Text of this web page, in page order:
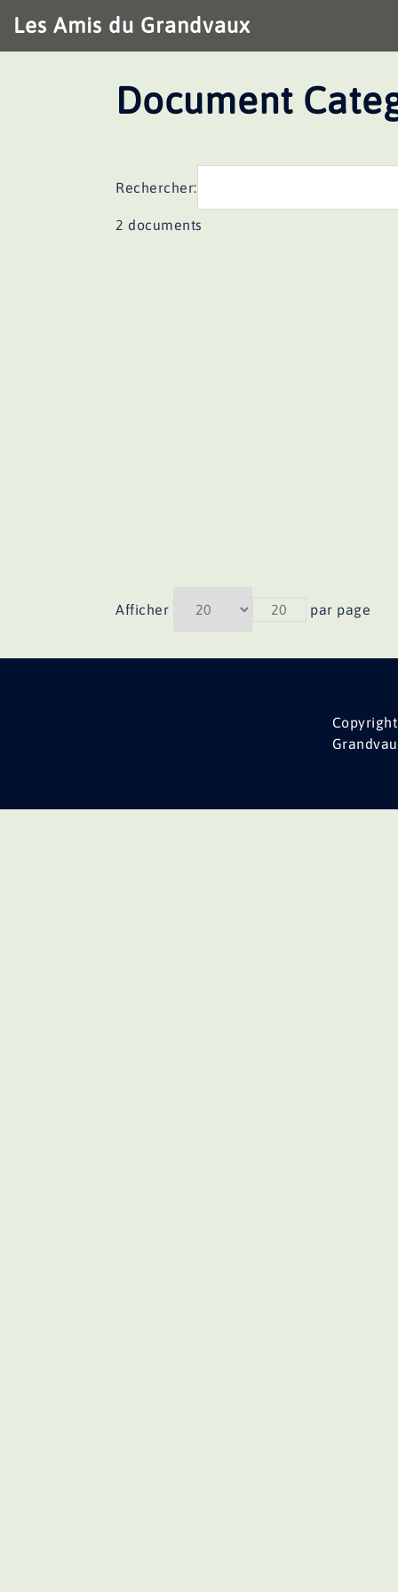
au
contenu
Les Amis du Grandvaux
Document
Rechercher:
2 documents
Afficher 20 par page